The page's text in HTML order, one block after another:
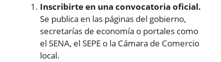
Inscribirte en una convocatoria oficial.
Se publica en las páginas del gobierno,
secretarías de economía o portales como
el SENA, el SEPE o la Cámara de Comercio
local.